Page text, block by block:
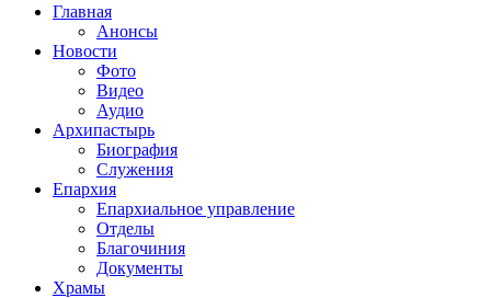
Главная
Анонсы
Новости
Фото
Видео
Аудио
Архипастырь
Биография
Служения
Епархия
Епархиальное управление
Отделы
Благочиния
Документы
Храмы